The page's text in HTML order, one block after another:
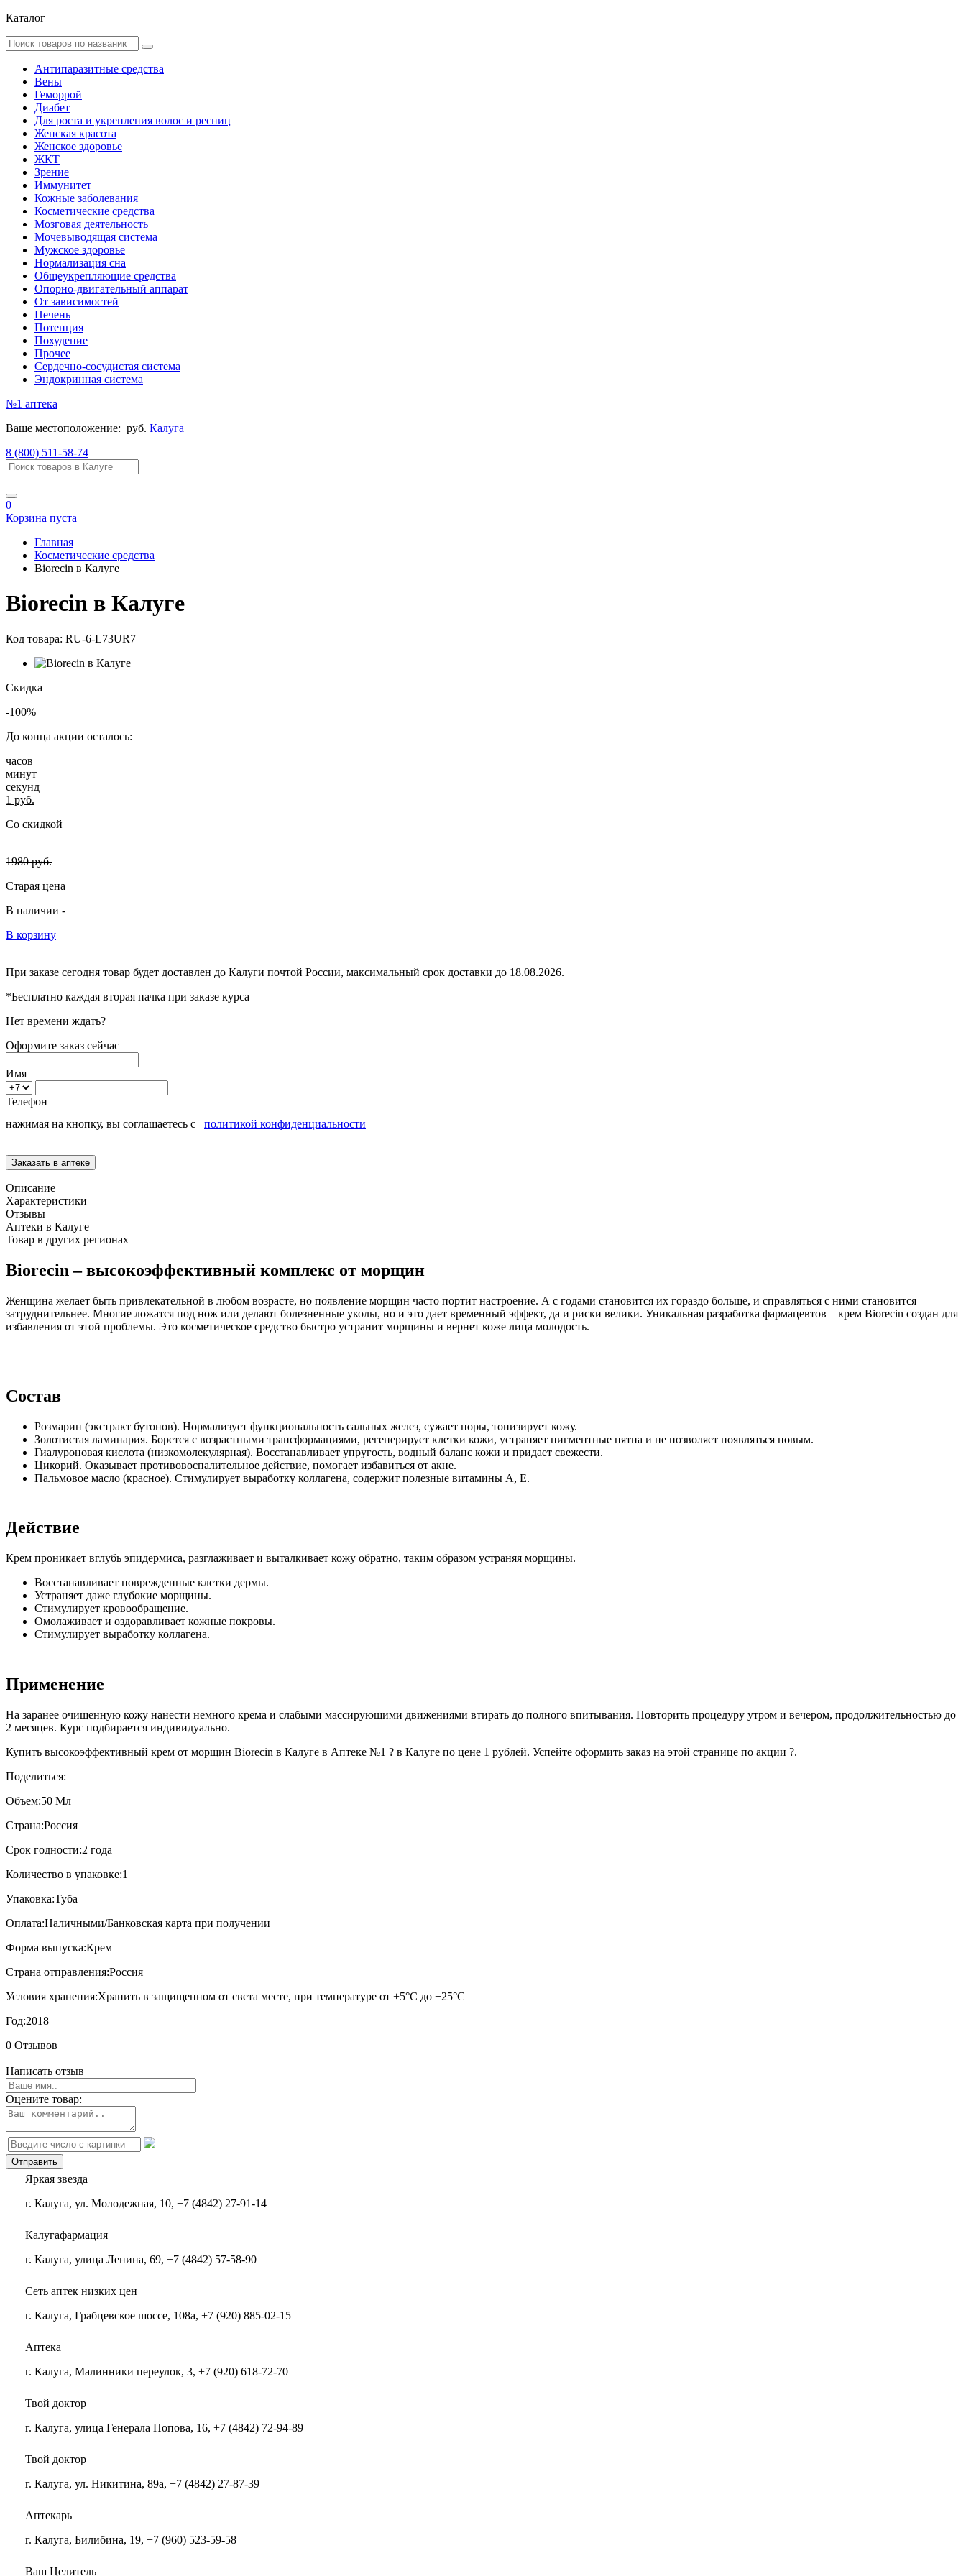
Каталог
Антипаразитные средства
Вены
Геморрой
Диабет
Для роста и укрепления волос и ресниц
Женская красота
Женское здоровье
ЖКТ
Зрение
Иммунитет
Кожные заболевания
Косметические средства
Мозговая деятельность
Мочевыводящая система
Мужское здоровье
Нормализация сна
Общеукрепляющие средства
Опорно-двигательный аппарат
От зависимостей
Печень
Потенция
Похудение
Прочее
Сердечно-сосудистая система
Эндокринная система
№1 аптека
Ваше местоположение: руб. Калуга
8 (800) 511-58-74
0
Корзина пуста
Главная
Косметические средства
Biorecin в Калуге
Biorecin в Калуге
Код товара: RU-6-L73UR7
Скидка
-100%
До конца акции осталось:
часов
минут
секунд
1 руб.
Со скидкой
1980руб.
Старая цена
В наличии -
В корзину
При заказе сегодня товар будет доставлен до Калуги почтой России, максимальный срок доставки до 18.08.2026.
*Бесплатно каждая вторая пачка при заказе курса
Нет времени ждать?
Оформите заказ сейчас
Имя
Телефон
нажимая на кнопку, вы соглашаетесь с политикой конфиденциальности
Описание
Характеристики
Отзывы
Аптеки в Калуге
Товар в других регионах
Biorecin – высокоэффективный комплекс от морщин
Женщина желает быть привлекательной в любом возрасте, но появление морщин часто портит настроение. А с годами становится их гораздо больше, и справляться с ними становится
затруднительнее. Многие ложатся под нож или делают болезненные уколы, но и это дает временный эффект, да и риски велики. Уникальная разработка фармацевтов – крем Biorecin создан для
избавления от этой проблемы. Это косметическое средство быстро устранит морщины и вернет коже лица молодость.
Состав
Розмарин (экстракт бутонов). Нормализует функциональность сальных желез, сужает поры, тонизирует кожу.
Золотистая ламинария. Борется с возрастными трансформациями, регенерирует клетки кожи, устраняет пигментные пятна и не позволяет появляться новым.
Гиалуроновая кислота (низкомолекулярная). Восстанавливает упругость, водный баланс кожи и придает свежести.
Цикорий. Оказывает противовоспалительное действие, помогает избавиться от акне.
Пальмовое масло (красное). Стимулирует выработку коллагена, содержит полезные витамины А, Е.
Действие
Крем проникает вглубь эпидермиса, разглаживает и выталкивает кожу обратно, таким образом устраняя морщины.
Восстанавливает поврежденные клетки дермы.
Устраняет даже глубокие морщины.
Стимулирует кровообращение.
Омолаживает и оздоравливает кожные покровы.
Стимулирует выработку коллагена.
Применение
На заранее очищенную кожу нанести немного крема и слабыми массирующими движениями втирать до полного впитывания. Повторить процедуру утром и вечером, продолжительностью до
2 месяцев. Курс подбирается индивидуально.
Купить высокоэффективный крем от морщин Biorecin в Калуге в Аптеке №1 ? в Калуге по цене 1 рублей. Успейте оформить заказ на этой странице по акции ?.
Поделиться:
Объем:50 Мл
Страна:Россия
Срок годности:2 года
Количество в упаковке:1
Упаковка:Туба
Оплата:Наличными/Банковская карта при получении
Форма выпуска:Крем
Страна отправления:Россия
Условия хранения:Хранить в защищенном от света месте, при температуре от +5°С до +25°С
Год:2018
0 Отзывов
Написать отзыв
Оцените товар:
Яркая звезда
г. Калуга, ул. Молодежная, 10, +7 (4842) 27-91-14
Калугафармация
г. Калуга, улица Ленина, 69, +7 (4842) 57-58-90
Сеть аптек низких цен
г. Калуга, Грабцевское шоссе, 108а, +7 (920) 885-02-15
Аптека
г. Калуга, Малинники переулок, 3, +7 (920) 618-72-70
Твой доктор
г. Калуга, улица Генерала Попова, 16, +7 (4842) 72-94-89
Твой доктор
г. Калуга, ул. Никитина, 89а, +7 (4842) 27-87-39
Аптекарь
г. Калуга, Билибина, 19, +7 (960) 523-59-58
Ваш Целитель